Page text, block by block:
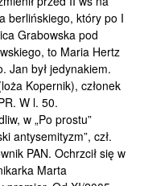
berlińskiego, który po I
Grabowska pod
to Maria Hertz
Jan był jedynakiem.
Kopernik), członek
W l. 50.
w „Po prostu”
antysemityzm”, czł.
PAN. Ochrzcił się w
Marta